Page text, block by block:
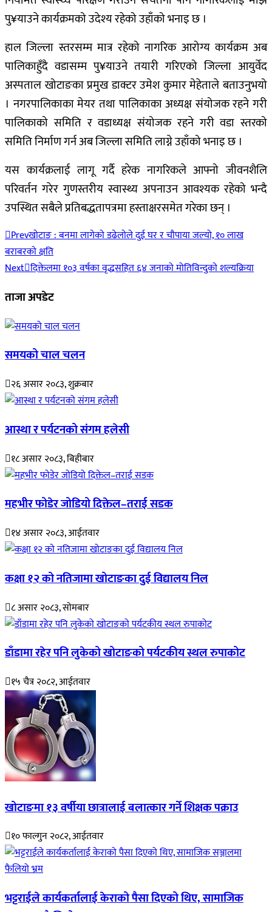
पु¥याउने कार्यक्रमको उदेश्य रहेको उहाँको भनाइ छ ।
हाल जिल्ला स्तरसम्म मात्र रहेको नागरिक आरोग्य कार्यक्रम अब
पालिकाहुँदै वडासम्म पु¥याउने तयारी गरिएको जिल्ला आयुर्वेद
अस्पताल खोटाङका प्रमुख डाक्टर उमेश कुमार मेहेताले बताउनुभयो
। नगरपालिकाका मेयर तथा पालिकाका अध्यक्ष संयोजक रहने गरी
पालिकाको समिति र वडाध्यक्ष संयोजक रहने गरी वडा स्तरको
समिति निर्माण गर्न अब जिल्ला समिति लाग्ने उहाँको भनाइ छ ।
यस कार्यक्रलाई लागू गर्दै हरेक नागरिकले आफ्नो जीवनशैलि
परिवर्तन गरेर गुणस्तरीय स्वास्थ्य अपनाउन आवश्यक रहेको भन्दै
उपस्थित सबैले प्रतिबद्धतापत्रमा हस्ताक्षरसमेत गरेका छन् ।
Prevखोटाङ : बनमा लागेको डढेलोले दुई घर र चौपाया जल्यो, १० लाख
बराबरको क्षति
Next दिक्तेलमा १०३ वर्षका वृद्धसहित ६४ जनाको मोतिविन्दुको शल्यक्रिया
ताजा अपडेट
समयको चाल चलन
२६ असार २०८३, शुक्रबार
आस्था र पर्यटनको संगम हलेसी
१८ असार २०८३, बिहीबार
महभीर फोडेर जोडियो दिक्तेल–तराई सडक
१४ असार २०८३, आईतवार
कक्षा १२ को नतिजामा खोटाङका दुई विद्यालय निल
८ असार २०८३, सोमबार
डाँडामा रहेर पनि लुकेको खोटाङको पर्यटकीय स्थल रुपाकोट
१५ चैत्र २०८२, आईतवार
खोटाङमा १३ वर्षीया छात्रालाई बलात्कार गर्ने शिक्षक पक्राउ
१० फाल्गुन २०८२, आईतवार
भट्टराईले कार्यकर्तालाई केराको पैसा दिएको थिए, सामाजिक